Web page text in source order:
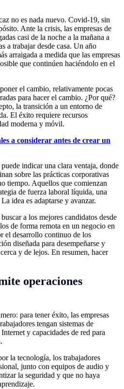
no es nada nuevo. Covid-19, sin
Ante la crisis, las empresas de
casi de la noche a la mañana a
a trabajar desde casa. Un año
arraigada a medida que las empresas
que continúen haciéndolo en el
el cambio, relativamente pocas
para hacer el cambio. ¿Por qué?
la transición a un entorno de
El éxito requiere recursos
moderna y móvil.
a considerar antes de crear un
indicar una clara ventaja, donde
sobre las prácticas corporativas
tiempo. Aquellos que comienzan
de fuerza laboral líquida, una
idea es adaptarse y avanzar.
a los mejores candidatos desde
de forma remota en un negocio en
el desarrollo continuo de los
diseñada para desempeñarse y
y de lejos. En resumen, hacer
operaciones
para tener éxito, las empresas
tengan sistemas de
y capacidades de red para
la tecnología, los trabajadores
junto con equipos de audio y
la seguridad y que no haya